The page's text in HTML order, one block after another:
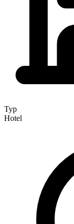
Typ
Hotel